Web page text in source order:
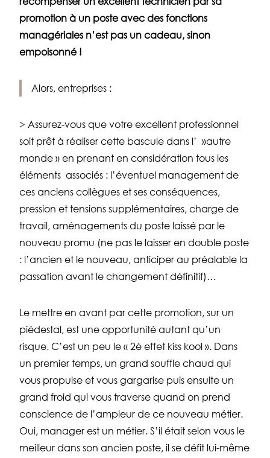
promotion à un poste avec des fonctions
managériales n’est pas un cadeau, sinon
empoisonné !
Alors, entreprises :
> Assurez-vous que votre excellent professionnel
soit prêt à réaliser cette bascule dans l’ »autre
monde » en prenant en considération tous les
éléments associés : l’éventuel management de
ces anciens collègues et ses conséquences,
pression et tensions supplémentaires, charge de
travail, aménagements du poste laissé par le
nouveau promu (ne pas le laisser en double poste
: l’ancien et le nouveau, anticiper au préalable la
passation avant le changement définitif)…
Le mettre en avant par cette promotion, sur un
piédestal, est une opportunité autant qu’un
risque. C’est un peu le « 2è effet kiss kool ». Dans
un premier temps, un grand souffle chaud qui
vous propulse et vous gargarise puis ensuite un
grand froid qui vous traverse quand on prend
conscience de l’ampleur de ce nouveau métier.
Oui, manager est un métier. S’il était selon vous le
meilleur dans son ancien poste, il se défit lui-même